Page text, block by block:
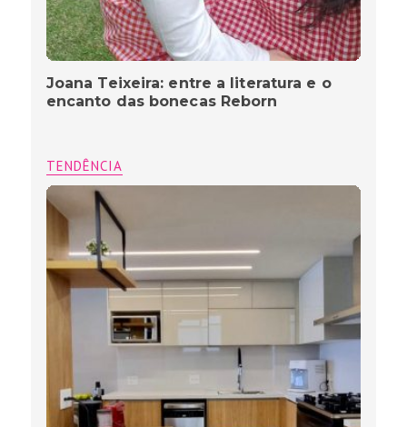
Joana Teixeira: entre a literatura e o
encanto das bonecas Reborn
TENDÊNCIA